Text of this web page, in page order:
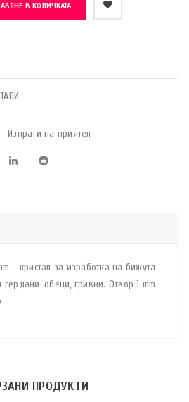
В КОЛИЧКАТА
Изпрати на приятел
– кристал за изработка на бижута –
обеци, гривни. Отвор 1 mm
ПРОДУКТИ